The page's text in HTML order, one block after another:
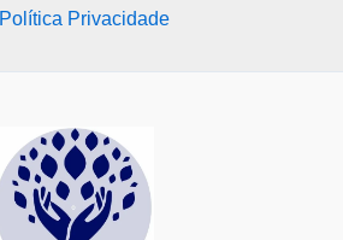
Política Privacidade